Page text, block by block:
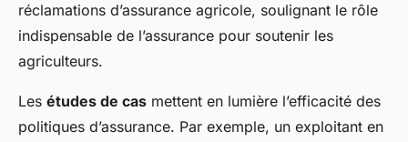
réclamations d’assurance agricole, soulignant le rôle
indispensable de l’assurance pour soutenir les
agriculteurs.
Les études de cas mettent en lumière l’efficacité des
politiques d’assurance. Par exemple, un exploitant en